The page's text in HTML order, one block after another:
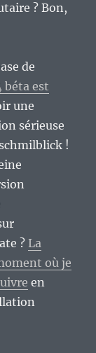
? Bon,
de
béta est
une
sérieuse
!
? La
où je
en